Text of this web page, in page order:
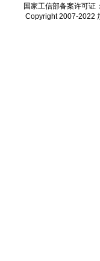
国家工信部备案许可证
Copyright 2007-2022